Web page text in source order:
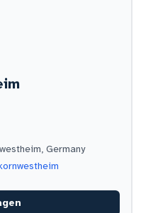
Germany